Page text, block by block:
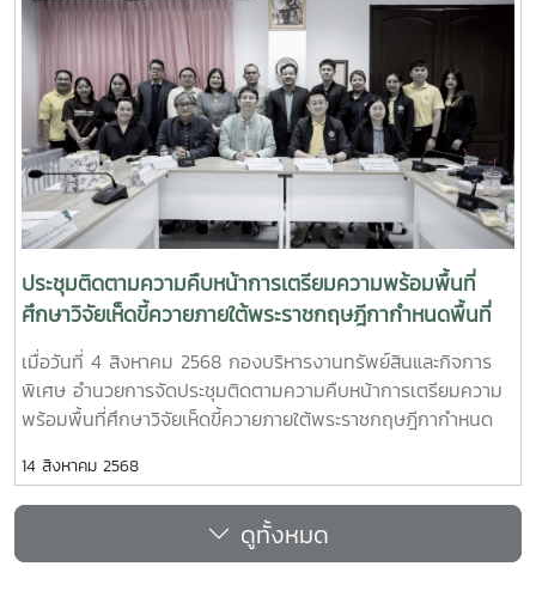
มหาวิทยาลัยแม่โจ้ ให้เกียรตินำแลกเปลี่ยนเรียนรู้ประสบการณ์การ
จัดตั้งบริษัท MAGROW Holding Company ของมหาวิทยาลัยแม่
โจ้ การหารายได้จากทรัพย์สิน และข้อกฎหมายที่เกี่ยวข้อง กับคณะ
ผู้บริหาร บุคลากรกองทรัพย์สิน และกองกฎหมาย มหาวิทยาลัย
พะเยา โดยมีผู้อำนวยการกองบริหารทรัพย์สินและกิจการพิเศษ
พร้อมด้วยหัวหน้าฝ่ายกฎหมาย สำนักงานมหาวิทยาลัย เข้าร่วม
แลกเปลี่ยนเรียนรู้ในครั้งนี้ ณ ห้องประชุมพวงแสด ชั้น 2 อาคาร
สำนักงานมหาวิทยาลัย MJU #MaejoUniversity #แม่โจ้
#มหาวิทยาลัยแม่โจ้ #กองบริหารงานทรัพย์สินและกิจการ
พิเศษ_มหาวิทยาลัยแม่โจ้ #assetmju
ประชุมติดตามความคืบหน้าการเตรียมความพร้อมพื้นที่
ศึกษาวิจัยเห็ดขี้ควายภายใต้พระราชกฤษฎีกากำหนดพื้นที่
ทดลองเพาะปลูกและสกัดสารสำคัญจากพืชฝิ่นและพืชเห็ดขี้
ควายเพื่อประโยชน์ทางการศึกษาวิจัย พ.ศ.2568 ณ พื้นที่
ศึกษาวิจัยเห็ดขี้ควาย มหาวิทยาลัยแม่โจ้
เมื่อวันที่ 4 สิงหาคม 2568 กองบริหารงานทรัพย์สินและกิจการ
พิเศษ อำนวยการจัดประชุมติดตามความคืบหน้าการเตรียมความ
พร้อมพื้นที่ศึกษาวิจัยเห็ดขี้ควายภายใต้พระราชกฤษฎีกากำหนด
ควายเพื่อประโยชน์ทางการศึกษาวิจัย พ.ศ.2568 ณ พื้นที่ศึกษา
วิจัยเห็ดขี้ควาย มหาวิทยาลัยแม่โจ้ในโอกาสนี้ รองศาสตราจารย์
ดร.ชัยยศ สัมฤทธิ์สกุล รองอธิการบดี มหาวิทยาลัยแม่โจ้ พร้อม
ด้วยทีมนักวิจัย ร่วมให้การต้อนรับ นายรัฐพล ตันติอนุพงศ์ ผู้
14 สิงหาคม 2568
ดูทั้งหมด